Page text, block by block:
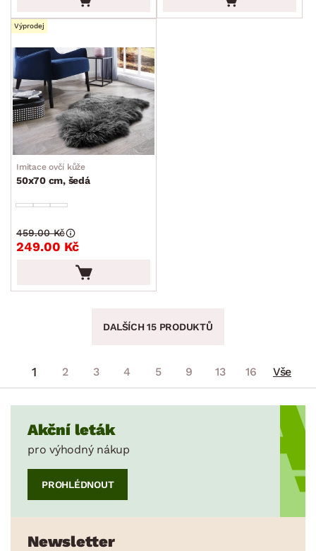
Výprodej
Imitace ovčí kůže
50x70 cm, šedá
249.00 Kč
459.00 Kč
DALŠÍCH 15 PRODUKTŮ
1 2 3 4 5 9 13 16 Vše
Akční leták
pro výhodný nákup
PROHLÉDNOUT
Newsletter